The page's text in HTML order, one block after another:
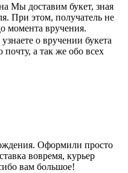
Мы доставим букет, зная
При этом, получатель не
момента вручения.
о вручении букета
а так же обо всех
Оформили просто
вовремя, курьер
вам большое!